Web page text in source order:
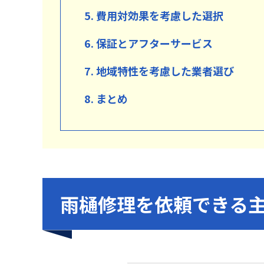
5. 費用対効果を考慮した選択
6. 保証とアフターサービス
7. 地域特性を考慮した業者選び
8. まとめ
雨樋修理を依頼できる